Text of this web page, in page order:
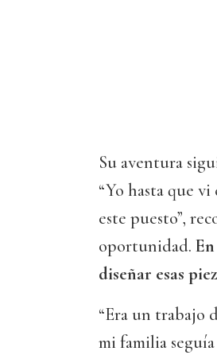
Su aventura
“Yo hasta que
este puesto”,
oportunidad.
diseñar esas
“Era un trabajo
mi familia